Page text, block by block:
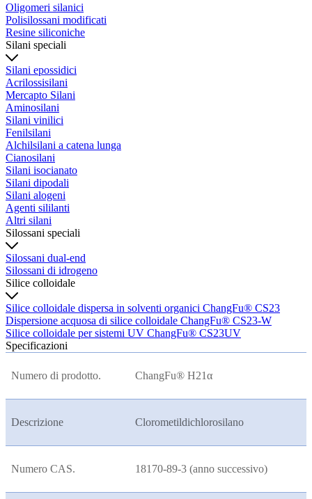
Oligomeri silanici
Polisilossani modificati
Resine siliconiche
Silani speciali
Silani epossidici
Acrilossisilani
Mercapto Silani
Aminosilani
Silani vinilici
Fenilsilani
Alchilsilani a catena lunga
Cianosilani
Silani isocianato
Silani dipodali
Silani alogeni
Agenti sililanti
Altri silani
Silossani speciali
Silossani dual-end
Silossani di idrogeno
Silice colloidale
Silice colloidale dispersa in solventi organici ChangFu® CS23
Dispersione acquosa di silice colloidale ChangFu® CS23-W
Silice colloidale per sistemi UV ChangFu® CS23UV
Specificazioni
Numero di prodotto. ChangFu® H21α
Descrizione Clorometildichlorosilano
Numero CAS. 18170-89-3 (anno successivo)